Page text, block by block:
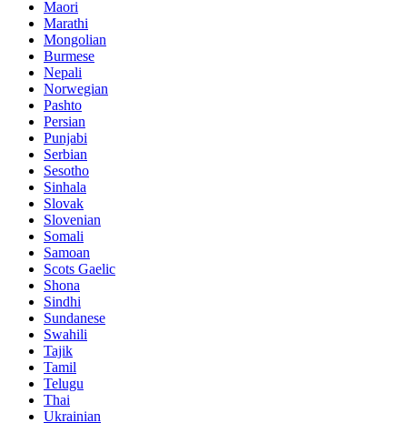
Maori
Marathi
Mongolian
Burmese
Nepali
Norwegian
Pashto
Persian
Punjabi
Serbian
Sesotho
Sinhala
Slovak
Slovenian
Somali
Samoan
Scots Gaelic
Shona
Sindhi
Sundanese
Swahili
Tajik
Tamil
Telugu
Thai
Ukrainian